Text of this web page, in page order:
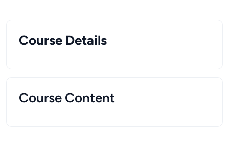
Course Details
Course Content